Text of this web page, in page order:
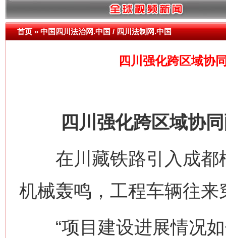
首页»中国四川法治网.中国 / 四川法制网.中国
四川强化跨区域协
四川强化跨区域协同
在川藏铁路引入成都
机械轰鸣，工程车辆往
“项目建设进展情况如